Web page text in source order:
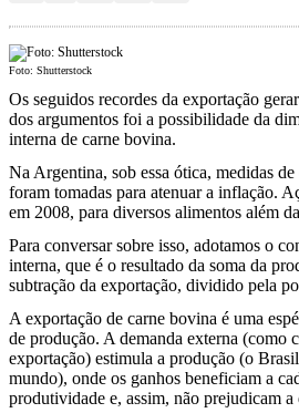
Foto: Shutterstock
Os seguidos recordes da exportação
dos argumentos foi a possibilidade da
interna de carne bovina.
Na Argentina, sob essa ótica, medidas
foram tomadas para atenuar a inflação.
em 2008, para diversos alimentos além
Para conversar sobre isso, adotamos o
interna, que é o resultado da soma da
subtração da exportação, dividido pela
A exportação de carne bovina é uma
de produção. A demanda externa (como
exportação) estimula a produção (o
mundo), onde os ganhos beneficiam a
produtividade e, assim, não prejudicam